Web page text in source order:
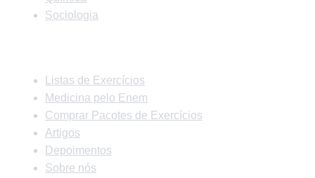
Sociologia
Listas de Exercícios
Medicina pelo Enem
Comprar Pacotes de Exercícios
Artigos
Depoimentos
Sobre nós